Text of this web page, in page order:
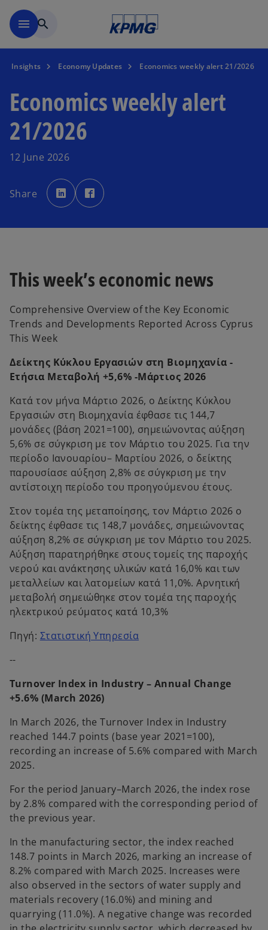
menu search
Insights Economy Updates Economics weekly alert 21/2026
Economics weekly alert
21/2026
12 June 2026
Share
o
p
e
n
b
p
e
b
This week’s economic news
Comprehensive Overview of the Key Economic
Trends and Developments Reported Across Cyprus
This Week
Δείκτης Κύκλου Εργασιών στη Βιομηχανία -
Ετήσια Μεταβολή +5,6% -Μάρτιος 2026
Κατά τον μήνα Μάρτιο 2026, ο Δείκτης Κύκλου
Εργασιών στη Βιομηχανία έφθασε τις 144,7
μονάδες (βάση 2021=100), σημειώνοντας αύξηση
5,6% σε σύγκριση με τον Μάρτιο του 2025. Για την
περίοδο Ιανουαρίου– Μαρτίου 2026, ο δείκτης
παρουσίασε αύξηση 2,8% σε σύγκριση με την
αντίστοιχη περίοδο του προηγούμενου έτους.
Στον τομέα της μεταποίησης, τον Μάρτιο 2026 ο
δείκτης έφθασε τις 148,7 μονάδες, σημειώνοντας
αύξηση 8,2% σε σύγκριση με τον Μάρτιο του 2025.
Αύξηση παρατηρήθηκε στους τομείς της παροχής
νερού και ανάκτησης υλικών κατά 16,0% και των
μεταλλείων και λατομείων κατά 11,0%. Αρνητική
μεταβολή σημειώθηκε στον τομέα της παροχής
ηλεκτρικού ρεύματος κατά 10,3%
Πηγή: Στατιστική Υπηρεσία
s
n
a
n
t
a
--
Turnover Index in Industry – Annual Change
+5.6% (March 2026)
In March 2026, the Turnover Index in Industry
reached 144.7 points (base year 2021=100),
recording an increase of 5.6% compared with March
2025.
For the period January–March 2026, the index rose
by 2.8% compared with the corresponding period of
the previous year.
In the manufacturing sector, the index reached
148.7 points in March 2026, marking an increase of
8.2% compared with March 2025. Increases were
also observed in the sectors of water supply and
materials recovery (16.0%) and mining and
quarrying (11.0%). A negative change was recorded